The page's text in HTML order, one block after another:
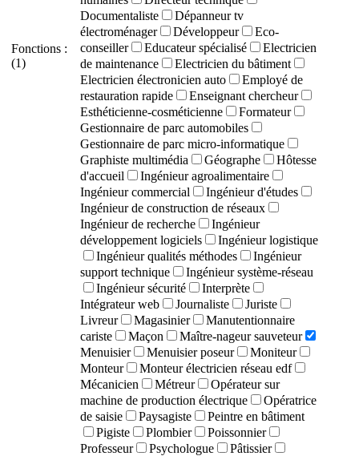
Fonctions :
(1)
Documentaliste
Dépanneur tv
électroménager
Développeur
Eco-
conseiller
Educateur spécialisé
Electricien
de maintenance
Electricien du bâtiment
Electricien électronicien auto
Employé de
restauration rapide
Enseignant chercheur
Esthéticienne-cosméticienne
Formateur
Gestionnaire de parc automobiles
Gestionnaire de parc micro-informatique
Graphiste multimédia
Géographe
Hôtesse
d'accueil
Ingénieur agroalimentaire
Ingénieur commercial
Ingénieur d'études
Ingénieur de construction de réseaux
Ingénieur de recherche
Ingénieur
développement logiciels
Ingénieur logistique
Ingénieur qualités méthodes
Ingénieur
support technique
Ingénieur système-réseau
Ingénieur sécurité
Interprète
Intégrateur web
Journaliste
Juriste
Livreur
Magasinier
Manutentionnaire
cariste
Maçon
Maître-nageur sauveteur
Menuisier
Menuisier poseur
Moniteur
Monteur
Monteur électricien réseau edf
Mécanicien
Métreur
Opérateur sur
machine de production électrique
Opératrice
de saisie
Paysagiste
Peintre en bâtiment
Pigiste
Plombier
Poissonnier
Professeur
Psychologue
Pâtissier